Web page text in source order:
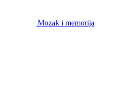
Mozak i memorija